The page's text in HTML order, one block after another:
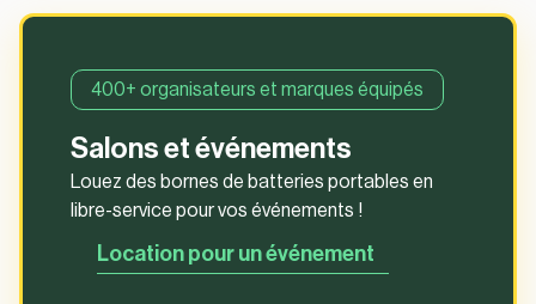
400+ organisateurs et marques équipés
Salons et événements
Louez des bornes de batteries portables en
libre-service pour vos événements !
Location pour un événement